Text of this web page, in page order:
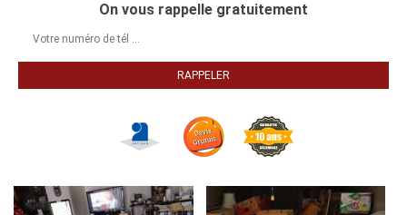
On vous rappelle gratuitement